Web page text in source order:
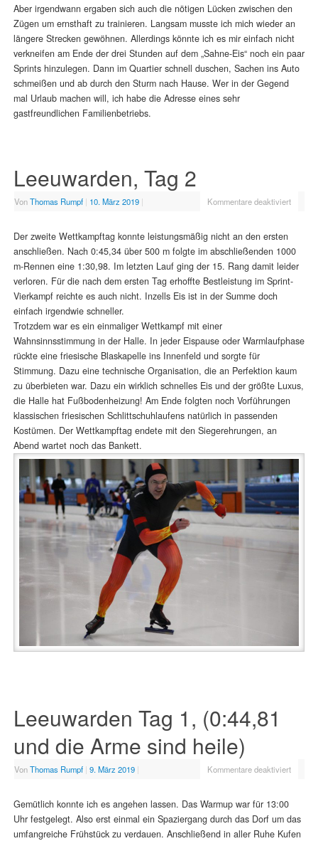
Aber irgendwann ergaben sich auch die nötigen Lücken zwischen den
Zügen um ernsthaft zu trainieren. Langsam musste ich mich wieder an
längere Strecken gewöhnen. Allerdings könnte ich es mir einfach nicht
verkneifen am Ende der drei Stunden auf dem „Sahne-Eis“ noch ein paar
Sprints hinzulegen. Dann im Quartier schnell duschen, Sachen ins Auto
schmeißen und ab durch den Sturm nach Hause. Wer in der Gegend
mal Urlaub machen will, ich habe die Adresse eines sehr
gastfreundlichen Familienbetriebs.
Leeuwarden, Tag 2
VonThomas Rumpf | 10. März 2019 | Kommentare deaktiviert
Der zweite Wettkampftag konnte leistungsmäßig nicht an den ersten
anschließen. Nach 0:45,34 über 500 m folgte im abschließenden 1000
m-Rennen eine 1:30,98. Im letzten Lauf ging der 15. Rang damit leider
verloren. Für die nach dem ersten Tag erhoffte Bestleistung im Sprint-
Vierkampf reichte es auch nicht. Inzells Eis ist in der Summe doch
einfach irgendwie schneller.
Trotzdem war es ein einmaliger Wettkampf mit einer
Wahnsinnsstimmung in der Halle. In jeder Eispause oder Warmlaufphase
rückte eine friesische Blaskapelle ins Innenfeld und sorgte für
Stimmung. Dazu eine technische Organisation, die an Perfektion kaum
zu überbieten war. Dazu ein wirklich schnelles Eis und der größte Luxus,
die Halle hat Fußbodenheizung! Am Ende folgten noch Vorführungen
klassischen friesischen Schlittschuhlaufens natürlich in passenden
Kostümen. Der Wettkampftag endete mit den Siegerehrungen, an
Abend wartet noch das Bankett.
Leeuwarden Tag 1, (0:44,81
und die Arme sind heile)
VonThomas Rumpf | 9. März 2019 | Kommentare deaktiviert
Gemütlich konnte ich es angehen lassen. Das Warmup war für 13:00
Uhr festgelegt. Also erst einmal ein Spaziergang durch das Dorf um das
umfangreiche Frühstück zu verdauen. Anschließend in aller Ruhe Kufen